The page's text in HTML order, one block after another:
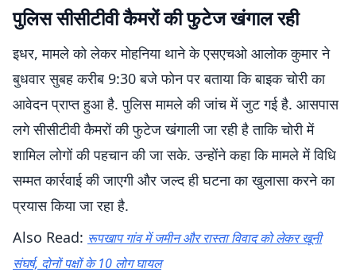
पुलिस सीसीटीवी कैमरों की फुटेज खंगाल रही
इधर, मामले को लेकर मोहनिया थाने के एसएचओ आलोक कुमार ने
बुधवार सुबह करीब 9:30 बजे फोन पर बताया कि बाइक चोरी का
आवेदन प्राप्त हुआ है. पुलिस मामले की जांच में जुट गई है. आसपास
लगे सीसीटीवी कैमरों की फुटेज खंगाली जा रही है ताकि चोरी में
शामिल लोगों की पहचान की जा सके. उन्होंने कहा कि मामले में विधि
सम्मत कार्रवाई की जाएगी और जल्द ही घटना का खुलासा करने का
प्रयास किया जा रहा है.
Also Read: रूपखाप गांव में जमीन और रास्ता विवाद को लेकर खूनी
संघर्ष, दोनों पक्षों के 10 लोग घायल